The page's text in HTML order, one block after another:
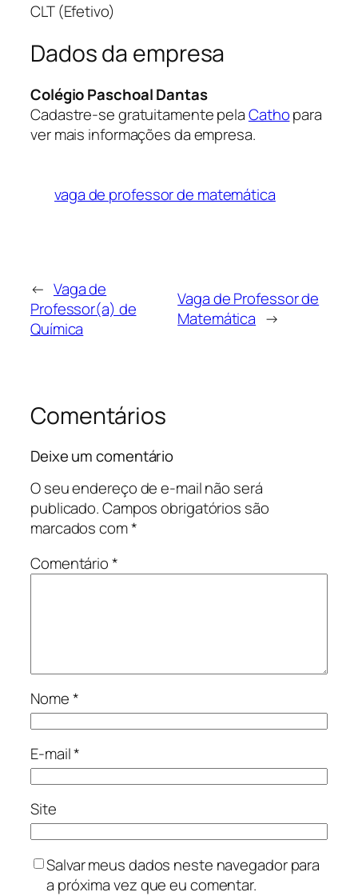
CLT (Efetivo)
Dados da empresa
Colégio Paschoal Dantas
Cadastre-se gratuitamente pelaCathopara
ver mais informações da empresa.
vaga de professor de matemática
← Vaga de
Professor(a) de
Química
Vaga de Professor de
Matemática →
Comentários
Deixe um comentário
O seu endereço de e-mail não será
publicado.Campos obrigatórios são
marcados com*
Comentário*
Nome*
E-mail*
Site
Salvar meus dados neste navegador para
a próxima vez que eu comentar.